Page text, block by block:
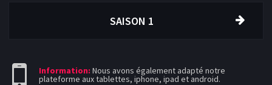
SAISON 1
Information: Nous avons également adapté notre
plateforme aux tablettes, iphone, ipad et android.